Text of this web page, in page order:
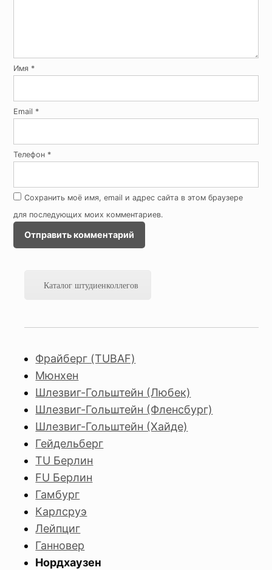
Имя *
Email *
Телефон *
Сохранить моё имя, email и адрес сайта в этом браузере
для последующих моих комментариев.
Каталог штудиенколлегов
Фрайберг (TUBAF)
Мюнхен
Шлезвиг-Гольштейн (Любек)
Шлезвиг-Гольштейн (Фленсбург)
Шлезвиг-Гольштейн (Хайде)
Гейдельберг
TU Берлин
FU Берлин
Гамбург
Карлсруэ
Лейпциг
Ганновер
Нордхаузен